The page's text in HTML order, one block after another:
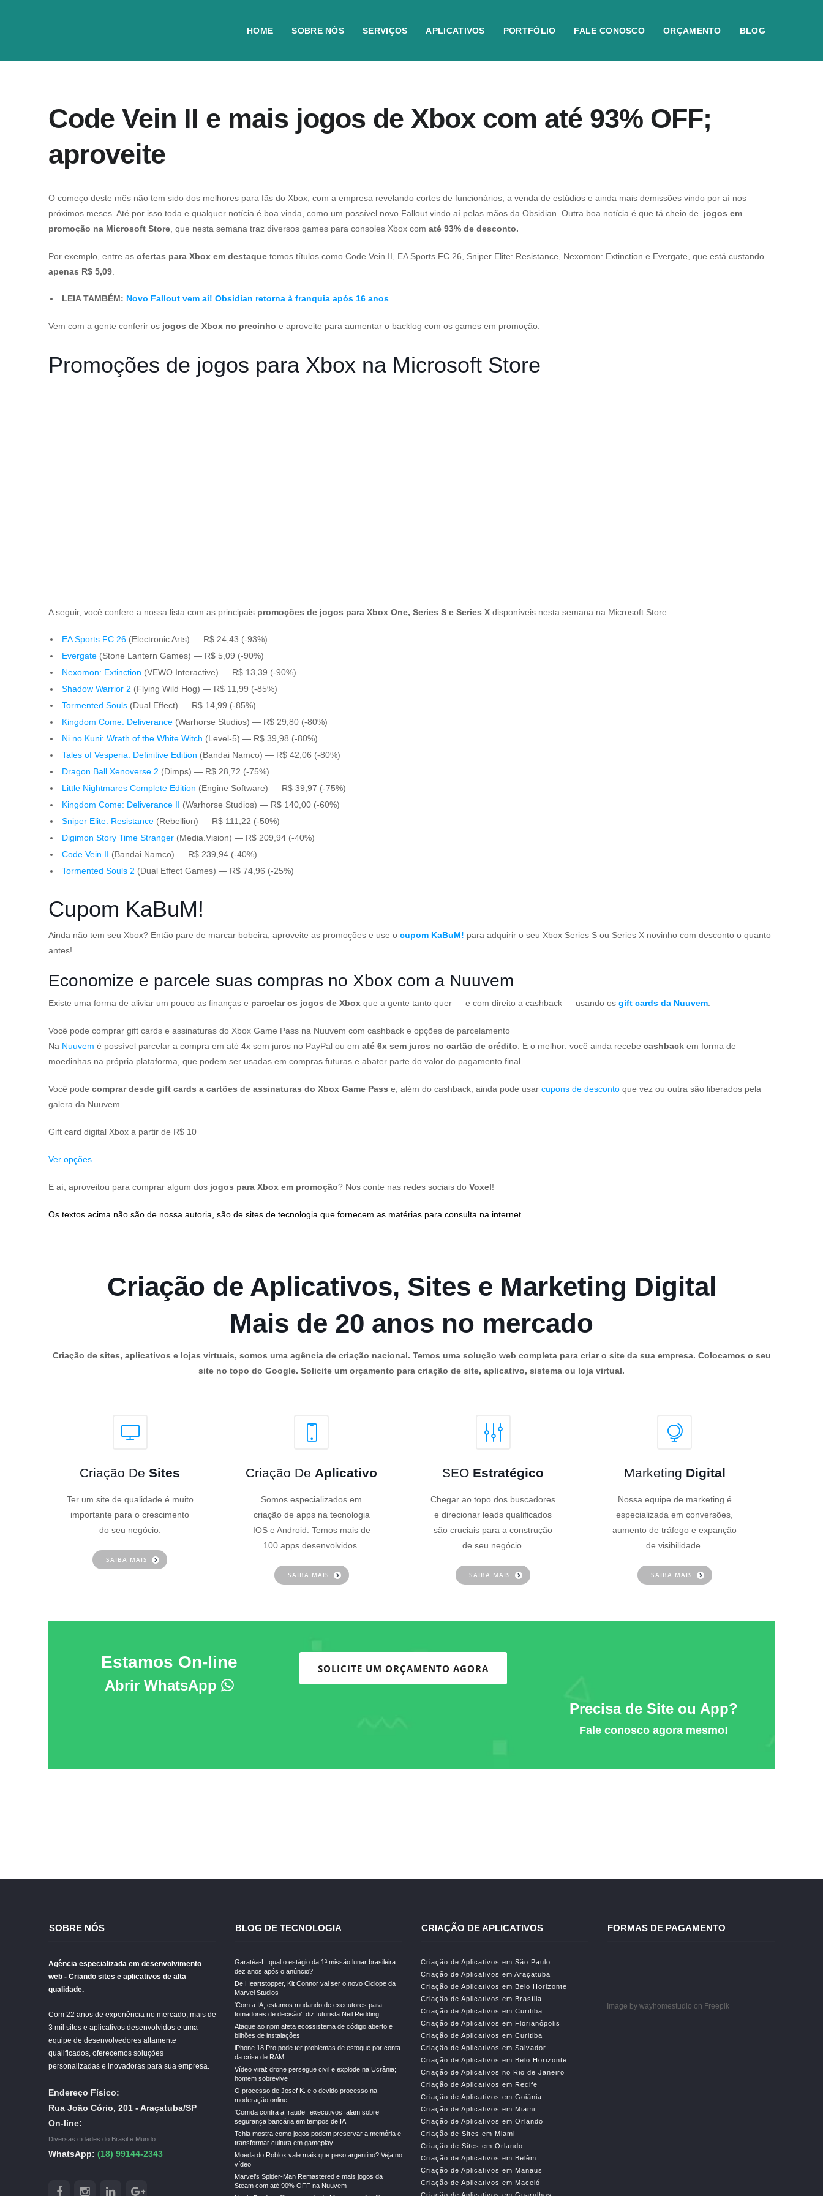
HOME SOBRE NÓS SERVIÇOS APLICATIVOS PORTFÓLIO FALE CONOSCO ORÇAMENTO BLOG
Code Vein II e mais jogos de Xbox com até 93% OFF;
aproveite
O começo deste mês não tem sido dos melhores para fãs do Xbox, com a empresa revelando cortes de funcionários, a venda de estúdios e ainda mais demissões vindo por aí nos
próximos meses. Até por isso toda e qualquer notícia é boa vinda, como um possível novo Fallout vindo aí pelas mãos da Obsidian. Outra boa notícia é que tá cheio de jogos em
promoção na Microsoft Store , que nesta semana traz diversos games para consoles Xbox com até 93% de desconto.
Por exemplo, entre as ofertas para Xbox em destaque temos títulos como Code Vein II EA Sports FC 26 Sniper Elite: Resistance Nexomon: Extinction e Evergate , que está custando
apenas R$ 5,09
LEIA TAMBÉM: Novo Fallout vem aí! Obsidian retorna à franquia após 16 anos
Vem com a gente conferir os jogos de Xbox no precinho e aproveite para aumentar o backlog com os games em promoção.
Promoções de jogos para Xbox na Microsoft Store
A seguir, você confere a nossa lista com as principais promoções de jogos para Xbox One, Series S e Series X disponíveis nesta semana na Microsoft Store:
EA Sports FC 26 (Electronic Arts) — R$ 24,43 (-93%)
Evergate (Stone Lantern Games) — R$ 5,09 (-90%)
Nexomon: Extinction (VEWO Interactive) — R$ 13,39 (-90%)
Shadow Warrior 2 (Flying Wild Hog) — R$ 11,99 (-85%)
Tormented Souls (Dual Effect) — R$ 14,99 (-85%)
Kingdom Come: Deliverance (Warhorse Studios) — R$ 29,80 (-80%)
Ni no Kuni: Wrath of the White Witch (Level-5) — R$ 39,98 (-80%)
Tales of Vesperia: Definitive Edition (Bandai Namco) — R$ 42,06 (-80%)
Dragon Ball Xenoverse 2 (Dimps) — R$ 28,72 (-75%)
Little Nightmares Complete Edition (Engine Software) — R$ 39,97 (-75%)
Kingdom Come: Deliverance II (Warhorse Studios) — R$ 140,00 (-60%)
Sniper Elite: Resistance (Rebellion) — R$ 111,22 (-50%)
Digimon Story Time Stranger (Media.Vision) — R$ 209,94 (-40%)
Code Vein II (Bandai Namco) — R$ 239,94 (-40%)
Tormented Souls 2 (Dual Effect Games) — R$ 74,96 (-25%)
Cupom KaBuM!
Ainda não tem seu Xbox? Então pare de marcar bobeira, aproveite as promoções e use o cupom KaBuM! para adquirir o seu Xbox Series S ou Series X novinho com desconto o quanto
antes!
Economize e parcele suas compras no Xbox com a Nuuvem
Existe uma forma de aliviar um pouco as finanças e parcelar os jogos de Xbox que a gente tanto quer — e com direito a cashback — usando os gift cards da Nuuvem
Você pode comprar gift cards e assinaturas do Xbox Game Pass na Nuuvem com cashback e opções de parcelamento
Na Nuuvem é possível parcelar a compra em até 4x sem juros no PayPal ou em até 6x sem juros no cartão de crédito . E o melhor: você ainda recebe cashback em forma de
moedinhas na própria plataforma, que podem ser usadas em compras futuras e abater parte do valor do pagamento final.
Você pode comprar desde gift cards a cartões de assinaturas do Xbox Game Pass e, além do cashback, ainda pode usar cupons de desconto que vez ou outra são liberados pela
galera da Nuuvem.
Gift card digital Xbox a partir de R$ 10
Ver opções
E aí, aproveitou para comprar algum dos jogos para Xbox em promoção? Nos conte nas redes sociais do Voxel!
Os textos acima não são de nossa autoria, são de sites de tecnologia que fornecem as matérias para consulta na internet.
Criação de Aplicativos, Sites e Marketing Digital
Mais de 20 anos no mercado
Criação de sites, aplicativos e lojas virtuais, somos uma agência de criação nacional. Temos uma solução web completa para criar o site da sua empresa. Colocamos o seu
site no topo do Google. Solicite um orçamento para criação de site, aplicativo, sistema ou loja virtual.
Criação DeSites
Ter um site de qualidade é muito
importante para o crescimento
do seu negócio.
SAIBA MAIS
Criação De Aplicativo
Somos especializados em
criação de apps na tecnologia
IOS e Android. Temos mais de
100 apps desenvolvidos.
SAIBA MAIS
SEO Estratégico
Chegar ao topo dos buscadores
e direcionar leads qualificados
são cruciais para a construção
de seu negócio.
SAIBA MAIS
Marketing Digital
Nossa equipe de marketing é
especializada em conversões,
aumento de tráfego e expanção
de visibilidade.
SAIBA MAIS
Estamos On-line
Abrir WhatsApp
SOLICITE UM ORÇAMENTO AGORA
Precisa de Site ou App?
Fale conosco agora mesmo!
SOBRE NÓS
Agência especializada em desenvolvimento
web - Criando sites e aplicativos de alta
qualidade.
Com 22 anos de experiência no mercado, mais de
3 mil sites e aplicativos desenvolvidos e uma
equipe de desenvolvedores altamente
qualificados, oferecemos soluções
personalizadas e inovadoras para sua empresa.
Endereço Físico:
Rua João Cório, 201 - Araçatuba/SP
On-line:
Diversas cidades do Brasil e Mundo
WhatsApp: (18) 99144-2343
BLOG DE TECNOLOGIA
Garatéa-L: qual o estágio da 1ª missão lunar brasileira
dez anos após o anúncio?
De Heartstopper, Kit Connor vai ser o novo Ciclope da
Marvel Studios
‘Com a IA, estamos mudando de executores para
tomadores de decisão’, diz futurista Neil Redding
Ataque ao npm afeta ecossistema de código aberto e
bilhões de instalações
iPhone 18 Pro pode ter problemas de estoque por conta
da crise de RAM
Vídeo viral: drone persegue civil e explode na Ucrânia;
homem sobrevive
O processo de Josef K. e o devido processo na
moderação online
‘Corrida contra a fraude’: executivos falam sobre
segurança bancária em tempos de IA
Tchia mostra como jogos podem preservar a memória e
transformar cultura em gameplay
Moeda do Roblox vale mais que peso argentino? Veja no
vídeo
Marvel’s Spider-Man Remastered e mais jogos da
Steam com até 90% OFF na Nuuvem
CRIAÇÃO DE APLICATIVOS
Criação de Aplicativos em São Paulo
Criação de Aplicativos em Araçatuba
Criação de Aplicativos em Belo Horizonte
Criação de Aplicativos em Brasília
Criação de Aplicativos em Curitiba
Criação de Aplicativos em Florianópolis
Criação de Aplicativos em Curitiba
Criação de Aplicativos em Salvador
Criação de Aplicativos em Belo Horizonte
Criação de Aplicativos no Rio de Janeiro
Criação de Aplicativos em Recife
Criação de Aplicativos em Goiânia
Criação de Aplicativos em Miami
Criação de Aplicativos em Orlando
Criação de Sites em Miami
Criação de Sites em Orlando
Criação de Aplicativos em Belêm
Criação de Aplicativos em Manaus
Criação de Aplicativos em Maceió
FORMAS DE PAGAMENTO
Image by wayhomestudio on Freepik